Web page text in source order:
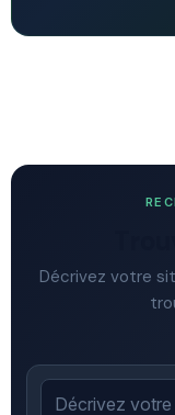
Décrivez votre